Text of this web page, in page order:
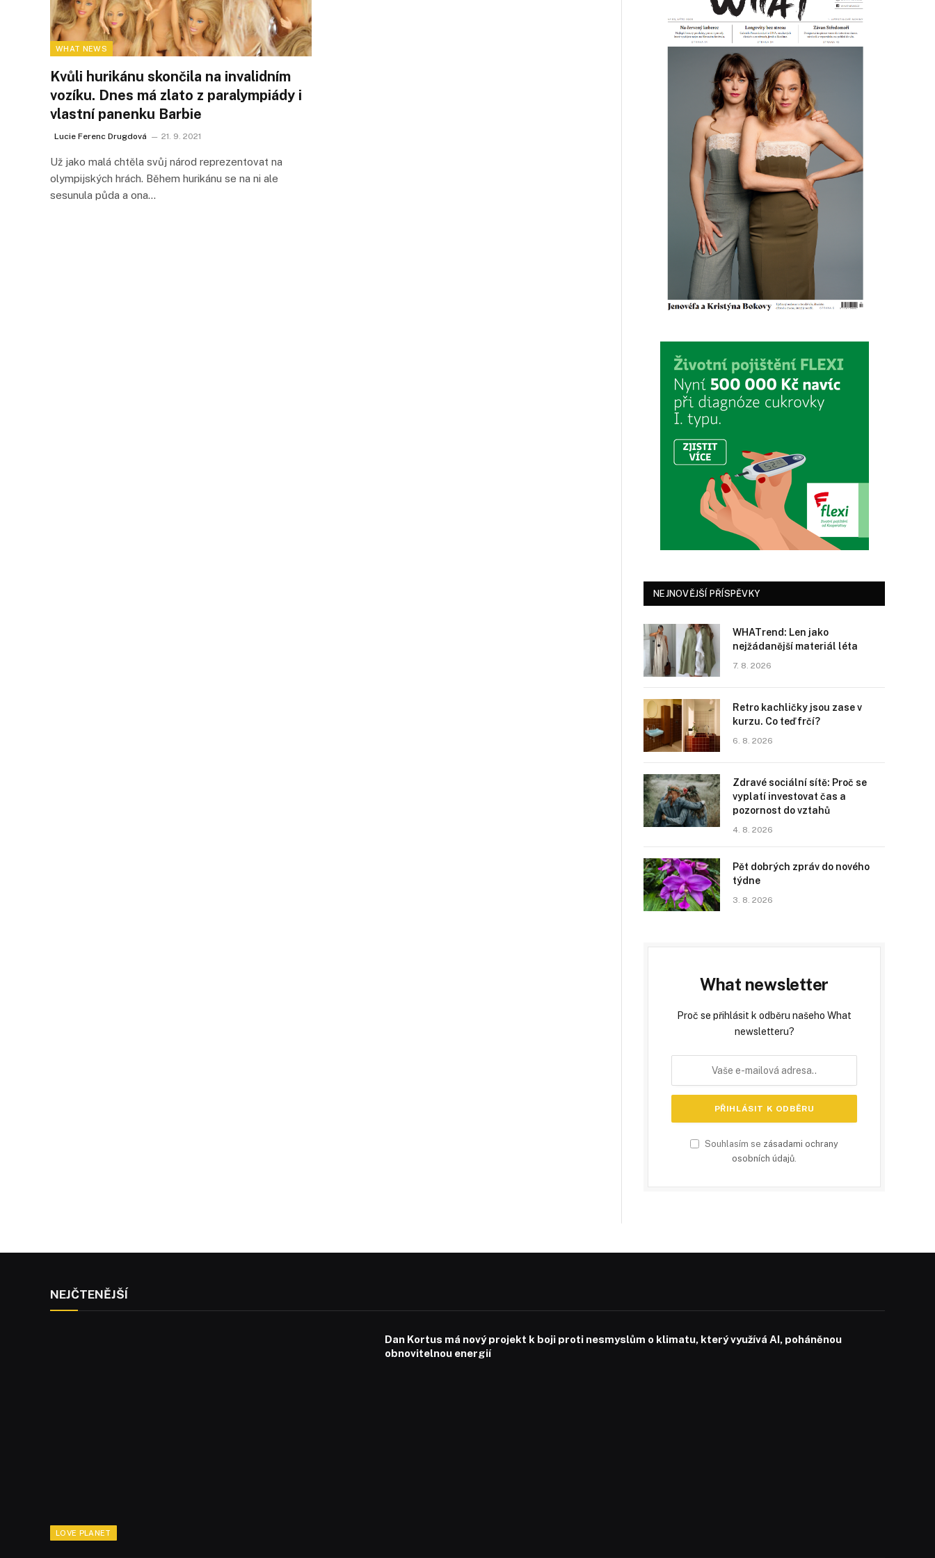
WHAT NEWS
Kvůli hurikánu skončila na invalidním
vozíku. Dnes má zlato z paralympiády i
vlastní panenku Barbie
Lucie Ferenc Drugdová 21. 9. 2021
Už jako malá chtěla svůj národ reprezentovat na
olympijských hrách. Během hurikánu se na ni ale
sesunula půda a ona…
NEJNOVĚJŠÍ PŘÍSPĚVKY
WHATrend: Len jako
nejžádanější materiál léta
7. 8. 2026
Retro kachličky jsou zase v
kurzu. Co teď frčí?
6. 8. 2026
Zdravé sociální sítě: Proč se
vyplatí investovat čas a
pozornost do vztahů
4. 8. 2026
Pět dobrých zpráv do nového
týdne
3. 8. 2026
What newsletter
Proč se přihlásit k odběru našeho What
newsletteru?
Souhlasím se zásadami ochrany
osobních údajů
NEJČTENĚJŠÍ
LOVE PLANET
Dan Kortus má nový projekt k boji proti nesmyslům o klimatu, který využívá AI, poháněnou
obnovitelnou energií